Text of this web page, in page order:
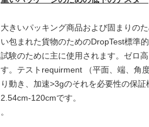
大きいパッキング商品および固まりの
い包まれた貨物のためのDropTest標準
試験のために主に使用されます。ゼロ
す。テストrequirment （平面、端、角
り動き、加速>3gのそれを必要性の保
2.54cm-120cmです。
。